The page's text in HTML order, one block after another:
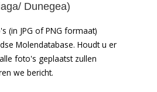
Dunegea)
(in JPG of PNG formaat)
Molendatabase. Houdt u er
foto's geplaatst zullen
we bericht.